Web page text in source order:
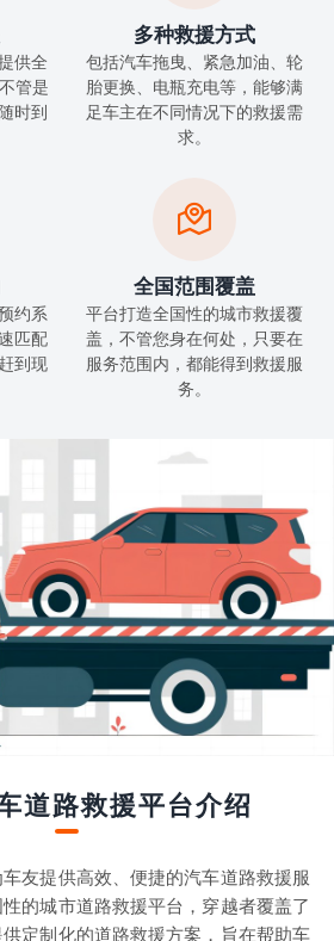
供全
管是
时到
多种救援方式
包括汽车拖曳、紧急加油、轮
胎更换、电瓶充电等，能够满
足车主在不同情况下的救援需
求。
约系
匹配
到现

全国范围覆盖
平台打造全国性的城市救援覆
盖，不管您身在何处，只要在
服务范围内，都能得到救援服
务。
道路救援平台介绍
友提供高效、便捷的汽车道路救援服
的城市道路救援平台，穿越者覆盖了
定制化的道路救援方案，旨在帮助车